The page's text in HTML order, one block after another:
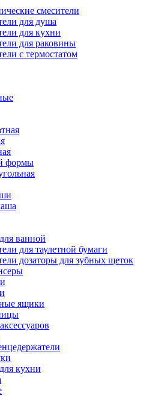
смесители
для душа
для кухни
для раковины
с термостатом
формы
ванной
для таулетной бумаги
дозаторы для зубных щеток
ящики
кухни